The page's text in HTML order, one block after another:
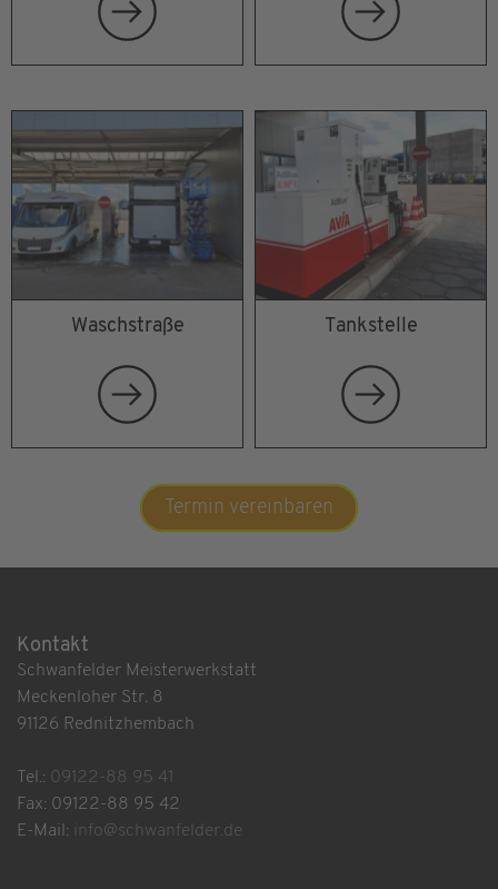
Waschstraße Tankstelle
Termin vereinbaren
Kontakt
Schwanfelder Meisterwerkstatt
Meckenloher Str. 8
91126 Rednitzhembach
Tel.: 09122-88 95 41
Fax: 09122-88 95 42
E-Mail:
info@schwanfelder.de